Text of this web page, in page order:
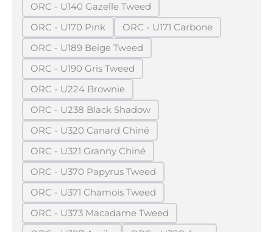
ORC - U140 Gazelle Tweed
(Diese Option ist zurzeit nicht verfügbar.)
ORC - U170 Pink
(Diese Option ist zurzeit nicht verfügbar.)
ORC - U171 Carbone
(Diese Option ist zurzeit
ORC - U189 Beige Tweed
(Diese Option ist zurzeit nicht verfügbar.)
ORC - U190 Gris Tweed
(Diese Option ist zurzeit nicht verfügbar.)
ORC - U224 Brownie
(Diese Option ist zurzeit nicht verfügbar.)
ORC - U238 Black Shadow
(Diese Option ist zurzeit nicht verfügbar.)
ORC - U320 Canard Chiné
(Diese Option ist zurzeit nicht verfügbar.)
ORC - U321 Granny Chiné
(Diese Option ist zurzeit nicht verfügbar.)
ORC - U370 Papyrus Tweed
(Diese Option ist zurzeit nicht verfügbar.)
ORC - U371 Chamois Tweed
(Diese Option ist zurzeit nicht verfügbar.)
ORC - U373 Macadame Tweed
(Diese Option ist zurzeit nicht verfügbar.)